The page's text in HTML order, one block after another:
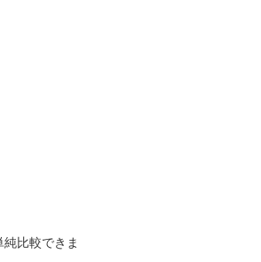
比較できま